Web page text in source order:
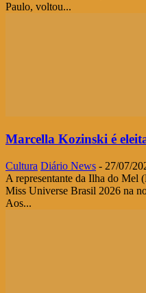
Paulo, voltou...
Marcella Kozinski é
Cultura Diário News - 27/07/
A representante da Ilha do Mel
Miss Universe Brasil 2026 na
Aos...